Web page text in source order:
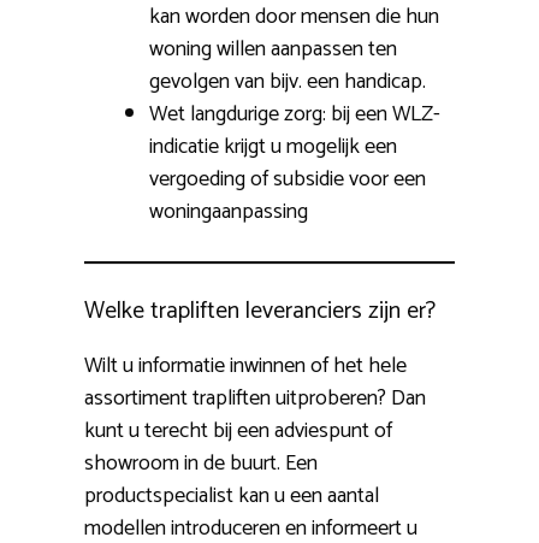
kan worden door mensen die hun
woning willen aanpassen ten
gevolgen van bijv. een handicap.
Wet langdurige zorg: bij een WLZ-
indicatie krijgt u mogelijk een
vergoeding of subsidie voor een
woningaanpassing
Welke trapliften leveranciers zijn er?
Wilt u informatie inwinnen of het hele
assortiment trapliften uitproberen? Dan
kunt u terecht bij een adviespunt of
showroom in de buurt. Een
productspecialist kan u een aantal
modellen introduceren en informeert u